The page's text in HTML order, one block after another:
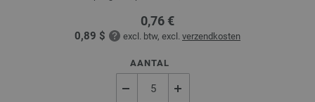
0,76 €
0,89 $ excl. btw, excl. verzendkosten
AANTAL